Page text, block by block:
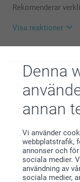
Denna
annan
Vi använder
webbplatstrafik,
annonser och
sociala medier.
användning av
sociala medier,
Rekomenderar
Visa reaktioner
Hej Ebba,
Tusen tack
roligt att höra
jättefina,
motiv på t-
Kirsi
Gunnell,
2025-12-29
En fullständig hit
ett favoritdjur i
Visa reaktioner
2025-12-29
14:50
Hej Gunnell,